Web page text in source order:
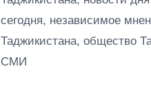
сегодня, независимое
Таджикистана, общество
СМИ